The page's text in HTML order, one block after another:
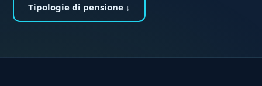
Tipologie di pensione ↓